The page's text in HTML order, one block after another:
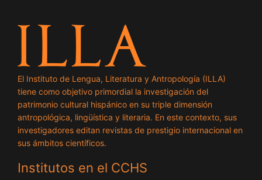
El Instituto de Lengua, Literatura y Antropología (ILLA)
tiene como objetivo primordial la investigación del
patrimonio cultural hispánico en su triple dimensión
antropológica, lingüística y literaria. En este contexto, sus
investigadores editan revistas de prestigio internacional en
sus ámbitos científicos.
Institutos en el CCHS